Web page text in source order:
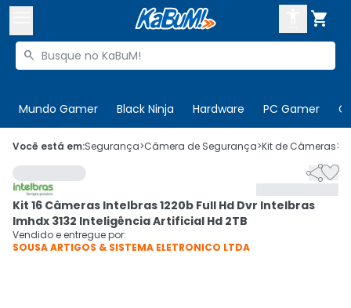

Buscar produtos

Mundo Gamer Black Ninja Hardware PC Gamer
 Olá. Acesse sua conta
 Departamentos
Cupons
Mais Vendidos
CADASTRE-SE
Você está em:Segurança>Câmera de Segurança>Kit de Câmeras>

Kit 16 Câmeras Intelbras 1220b Full Hd Dvr Intelbras
Imhdx 3132 Inteligência Artificial Hd 2TB
Vendido e entregue por:
SOUSA ARTIGOS & SISTEMA ELETRONICO LTDA